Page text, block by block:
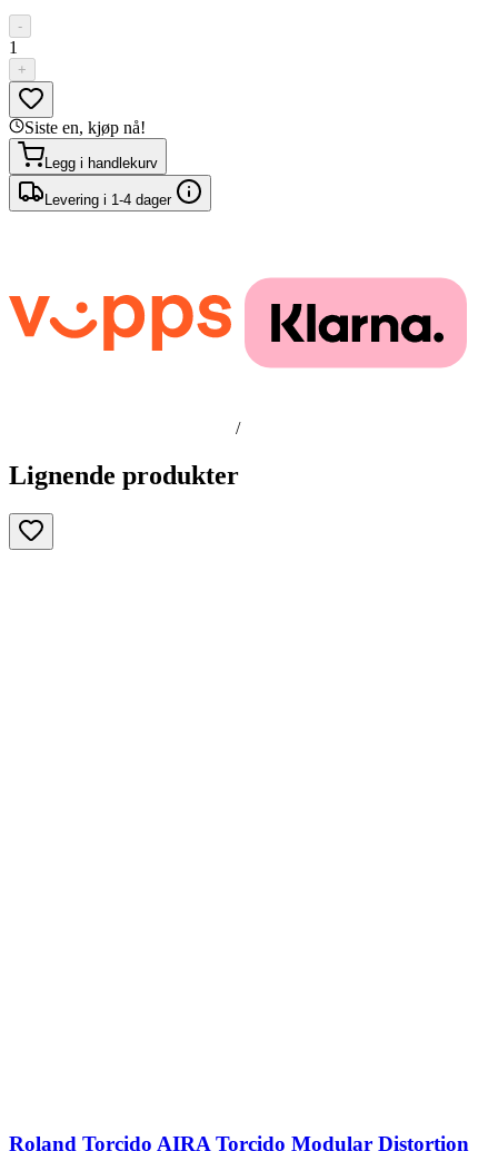
-
1
+
Siste en, kjøp nå!
Legg i handlekurv
Levering i 1-4 dager
/
Lignende produkter
Roland Torcido AIRA Torcido Modular Distortion